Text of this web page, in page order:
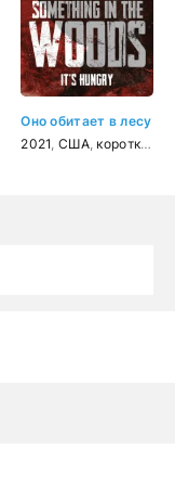
криминал
Оно обитает в лесу
2021 США, короткометражка